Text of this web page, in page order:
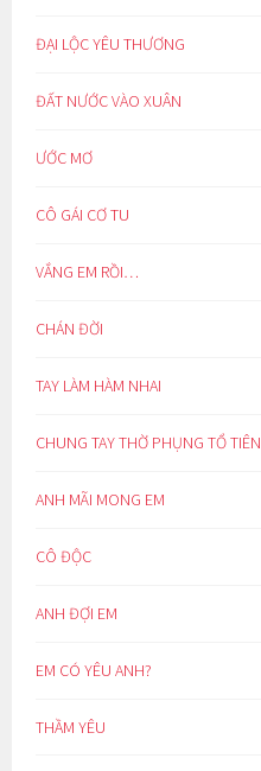
ĐẠI LỘC YÊU THƯƠNG
ĐẤT NƯỚC VÀO XUÂN
ƯỚC MƠ
CÔ GÁI CƠ TU
VẮNG EM RỒI…
CHÁN ĐỜI
TAY LÀM HÀM NHAI
CHUNG TAY THỜ PHỤNG TỔ TIÊN
ANH MÃI MONG EM
CÔ ĐỘC
ANH ĐỢI EM
EM CÓ YÊU ANH?
THẦM YÊU